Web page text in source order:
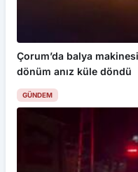
Çorum’da balya
dönüm anız küle döndü
GÜNDEM